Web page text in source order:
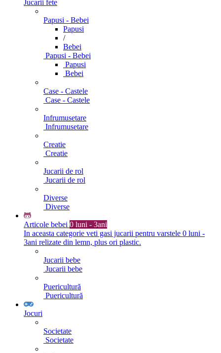
Jucarii fete
Papusi - Bebei
Papusi
/
Bebei
Papusi - Bebei
Papusi
Bebei
Case - Castele
Case - Castele
Infrumusetare
Infrumusetare
Creatie
Creatie
Jucarii de rol
Jucarii de rol
Diverse
Diverse
Articole bebei 0 luni - 3ani
In aceasta categorie veti gasi jucarii pentru varstele 0 luni -
3ani relizate din lemn, plus ori plastic.
Jucarii bebe
Jucarii bebe
Puericultură
Puericultură
Jocuri
Societate
Societate